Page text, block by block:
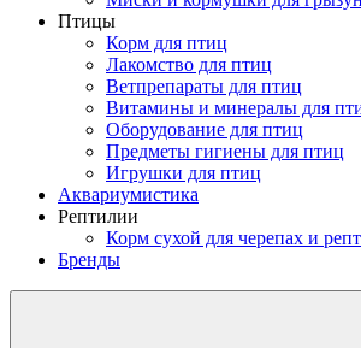
Птицы
Корм для птиц
Лакомство для птиц
Ветпрепараты для птиц
Витамины и минералы для
Оборудование для птиц
Предметы гигиены для птиц
Игрушки для птиц
Аквариумистика
Рептилии
Корм сухой для черепах и
Бренды